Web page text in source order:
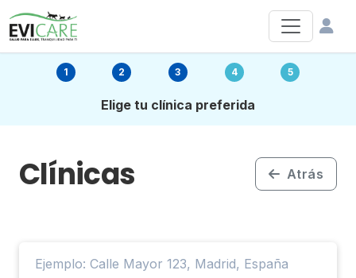
1 2 3 4 5
Elige tu clínica preferida
Clínicas Atrás